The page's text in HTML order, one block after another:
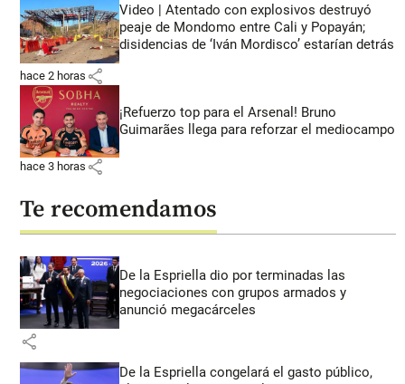
Video | Atentado con explosivos destruyó
peaje de Mondomo entre Cali y Popayán;
disidencias de ‘Iván Mordisco’ estarían detrás
hace 2 horas share
¡Refuerzo top para el Arsenal! Bruno
Guimarães llega para reforzar el mediocampo
hace 3 horas share
Te recomendamos
De la Espriella dio por terminadas las
negociaciones con grupos armados y
anunció megacárceles
share
De la Espriella congelará el gasto público,